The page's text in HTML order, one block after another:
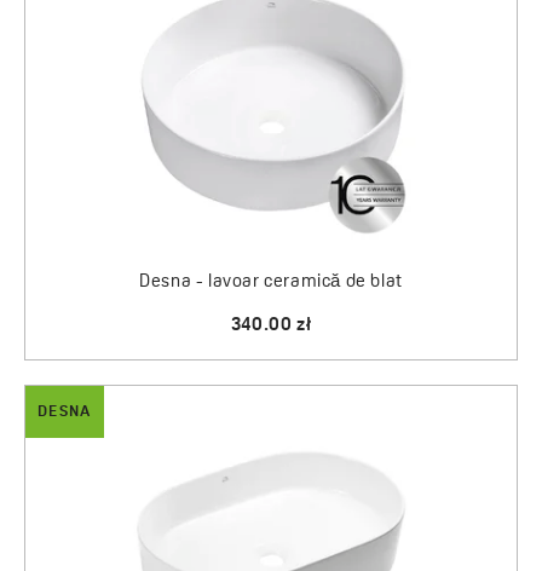
Desna - lavoar ceramică de blat
340.00 zł
DESNA